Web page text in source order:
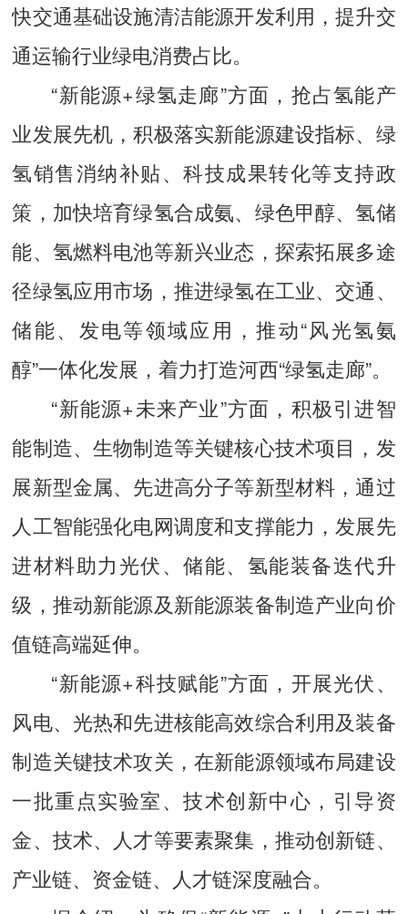
快交通基础设施清洁能源开发利用，提升交
通运输行业绿电消费占比。
“新能源+绿氢走廊”方面，抢占氢能产
业发展先机，积极落实新能源建设指标、绿
氢销售消纳补贴、科技成果转化等支持政
策，加快培育绿氢合成氨、绿色甲醇、氢储
能、氢燃料电池等新兴业态，探索拓展多途
径绿氢应用市场，推进绿氢在工业、交通、
储能、发电等领域应用，推动“风光氢氨
醇”一体化发展，着力打造河西“绿氢走廊”。
“新能源+未来产业”方面，积极引进智
能制造、生物制造等关键核心技术项目，发
展新型金属、先进高分子等新型材料，通过
人工智能强化电网调度和支撑能力，发展先
进材料助力光伏、储能、氢能装备迭代升
级，推动新能源及新能源装备制造产业向价
值链高端延伸。
“新能源+科技赋能”方面，开展光伏、
风电、光热和先进核能高效综合利用及装备
制造关键技术攻关，在新能源领域布局建设
一批重点实验室、技术创新中心，引导资
金、技术、人才等要素聚集，推动创新链、
产业链、资金链、人才链深度融合。